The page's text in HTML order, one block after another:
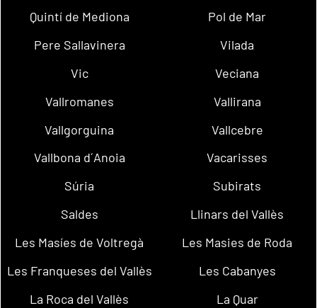
Quintí de Mediona
Pol de Mar
Pere Sallavinera
Vilada
Vic
Veciana
Vallromanes
Vallirana
Vallgorguina
Vallcebre
Vallbona d´Anoia
Vacarisses
Súria
Subirats
Saldes
Llinars del Vallès
Les Masíes de Voltregà
Les Masies de Roda
Les Franqueses del Vallès
Les Cabanyes
La Roca del Vallès
La Quar